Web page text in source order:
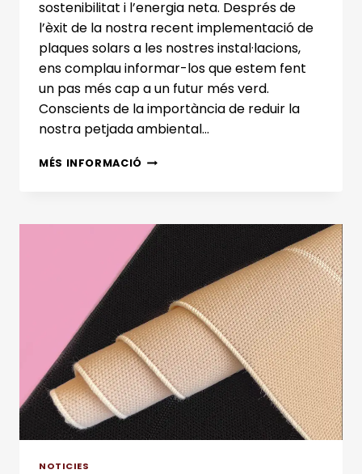
sostenibilitat i l’energia neta. Després de
l’èxit de la nostra recent implementació de
plaques solars a les nostres instal·lacions,
ens complau informar-los que estem fent
un pas més cap a un futur més verd.
Conscients de la importància de reduir la
nostra petjada ambiental…
MÉS INFORMACIÓADCLOFENT
LA
SOSTENIBILITAT
AMPLIA
LA
IMPLEMENTACIÓ
DE
PLAQUES
SOLARS
A
LES
SEVES
INSTAL·LACIONS
NOTICIES